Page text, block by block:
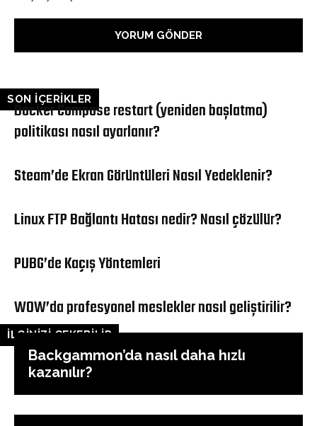
SON İÇERİKLER
Docker Compose restart (yeniden başlatma)
politikası nasıl ayarlanır?
Steam’de Ekran Görüntüleri Nasıl Yedeklenir?
Linux FTP Bağlantı Hatası nedir? Nasıl çözülür?
PUBG’de Kaçış Yöntemleri
WOW’da profesyonel meslekler nasıl geliştirilir?
İLGİNİZİ ÇEKEBİLİR
Backgammon’da nasıl daha hızlı
kazanılır?